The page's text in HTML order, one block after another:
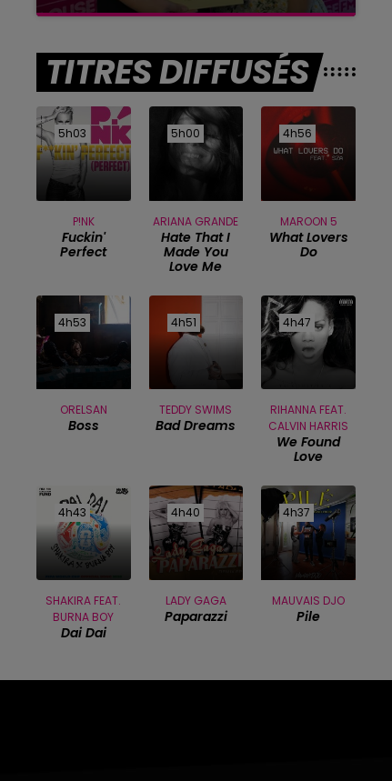
TITRES DIFFUSÉS
5h03
5h03
P!NK
Fuckin'
Perfect
5h00
5h00
ARIANA GRANDE
Hate That I
Made You
Love Me
4h56
4h56
MAROON 5
What Lovers
Do
4h53
4h53
ORELSAN
Boss
4h51
4h51
TEDDY SWIMS
Bad Dreams
4h47
4h47
RIHANNA FEAT.
CALVIN HARRIS
We Found
Love
4h43
4h43
SHAKIRA FEAT.
BURNA BOY
Dai Dai
4h40
4h40
LADY GAGA
Paparazzi
4h37
4h37
MAUVAIS DJO
Pile